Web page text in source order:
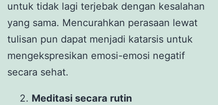
untuk tidak lagi terjebak dengan kesalahan
yang sama. Mencurahkan perasaan lewat
tulisan pun dapat menjadi katarsis untuk
mengekspresikan emosi-emosi negatif
secara sehat.
Meditasi secara rutin